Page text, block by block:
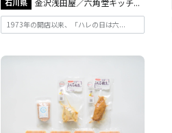
金沢浅田屋／六角堂キッチ...
1973年の開店以来、「ハレの日は六...